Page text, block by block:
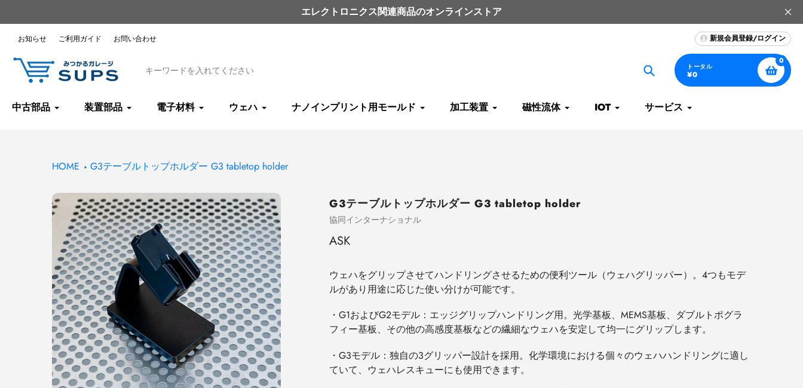
ン
エレクトロニクス関連商品のオンラインストア
お知らせ ご利用ガイド お問い合わせ 新規会員登録/ログイン
トータル
¥0
0
中古部品 装置部品 電子材料 ウェハ ナノインプリント用モールド 加工装置 磁性流体 IOT サービス
HOME G3テーブルトップホルダー G3 tabletop holder
G3テーブルトップホルダー G3 tabletop holder
売
手
協同インターナショナル
ASK
ウェハをグリップさせてハンドリングさせるための便利ツール（ウェハグリッパー）。 4つもモデ
ルがあり用途に応じた使い分けが可能です。
・ G1およびG2モデル：エッジグリップハンドリング用。光学基板、 MEMS基板、ダブルトポグラ
フィー基板、その他の高感度基板などの繊細なウェハを安定して均一にグリップします。
・ G3モデル：独自の3グリッパー設計を採用。化学環境における個々のウェハハンドリングに適し
ていて、ウェハレスキューにも使用できます。